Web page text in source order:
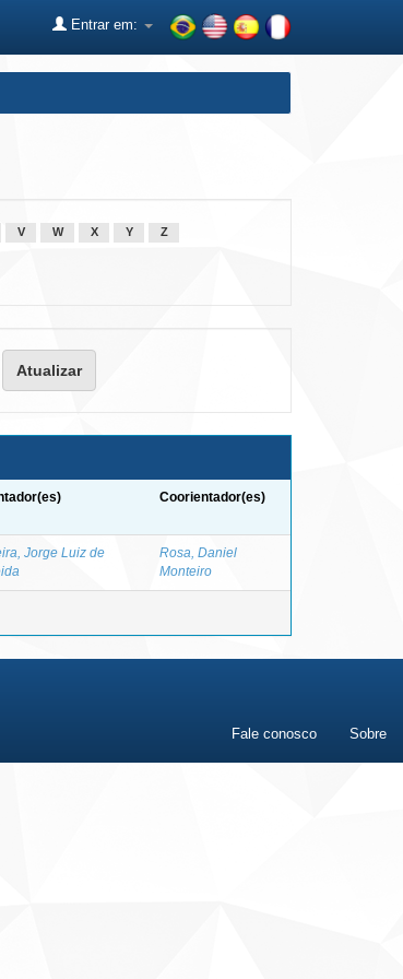
Entrar em:
V W X Y Z
Coorientador(es)
Jorge Luiz de
Rosa, Daniel
Monteiro
Fale conosco Sobre